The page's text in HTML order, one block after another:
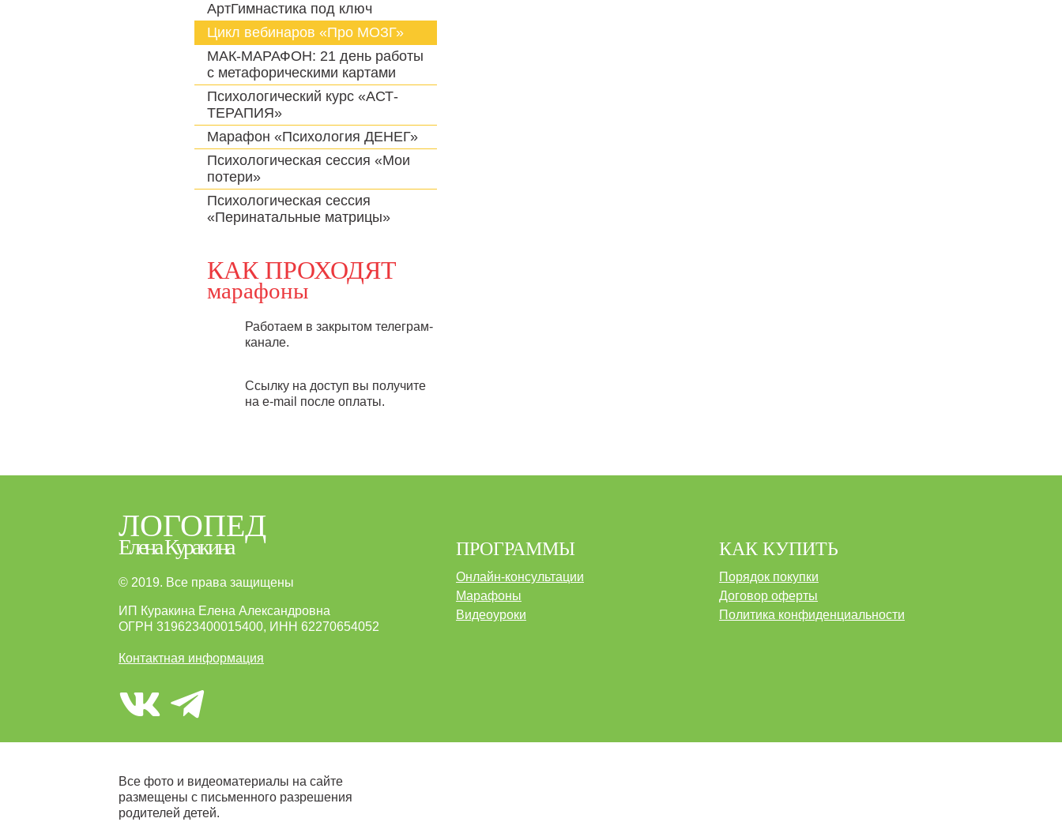
АртГимнастика под ключ
Цикл вебинаров «Про МОЗГ»
МАК-МАРАФОН: 21 день работы
с метафорическими картами
Психологический курс «АСТ-
ТЕРАПИЯ»
Марафон «Психология ДЕНЕГ»
Психологическая сессия «Мои
потери»
Психологическая сессия
«Перинатальные матрицы»
КАК ПРОХОДЯТ
марафоны
Работаем в закрытом телеграм-
канале.
Ссылку на доступ вы получите
на e-mail после оплаты.
ЛОГОПЕД
Елена Куракина
© 2019. Все права защищены
ИП Куракина Елена Александровна
ОГРН 319623400015400, ИНН 62270654052
Контактная информация
ПРОГРАММЫ
Онлайн-консультации
Марафоны
Видеоуроки
КАК КУПИТЬ
Порядок покупки
Договор оферты
Политика конфиденциальности
Все фото и видеоматериалы на сайте
размещены с письменного разрешения
родителей детей.